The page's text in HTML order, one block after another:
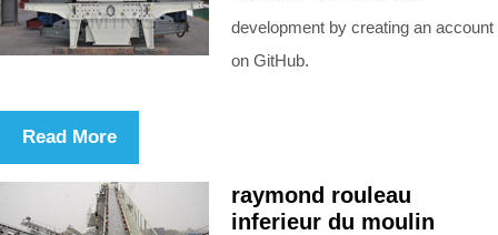
development by creating an account
on GitHub.
Read More
raymond rouleau
inferieur du moulin